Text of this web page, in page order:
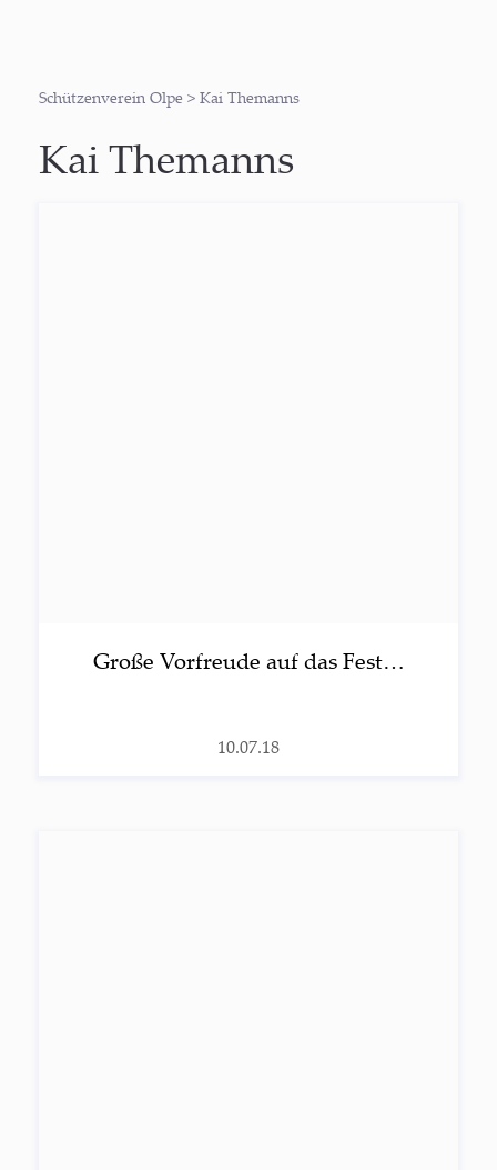
Schützenverein Olpe > Kai Themanns
Kai Themanns
Gro­ße Vor­freu­de auf das Fest…
10.07.18